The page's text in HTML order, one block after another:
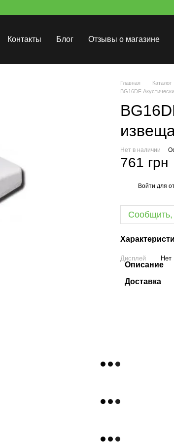
Контакты Блог Отзывы о магазине
Главная Каталог
BG16DF
Нет в наличии
761 грн
Войти для
Сообщить,
Дисплей Нет
Описание
Доставка